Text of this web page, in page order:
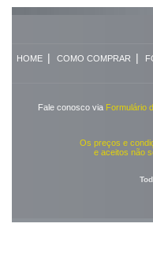
HOME| COMO COMPRAR |
Fale conosco via Formulário
Os preços e
e aceitos não